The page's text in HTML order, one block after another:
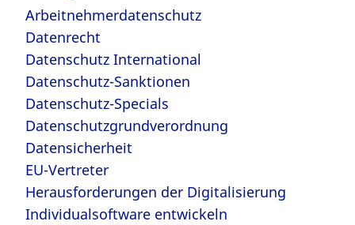
Arbeitnehmerdatenschutz
Datenrecht
Datenschutz International
Datenschutz-Sanktionen
Datenschutz-Specials
Datenschutzgrundverordnung
Datensicherheit
EU-Vertreter
Herausforderungen der Digitalisierung
Individualsoftware entwickeln